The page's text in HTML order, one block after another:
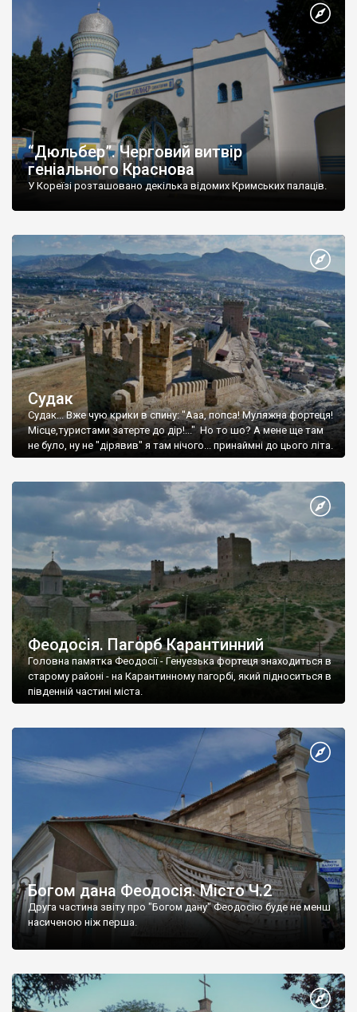
“Дюльбер”. Черговий витвір
геніального Краснова
У Кореїзі розташовано декілька відомих Кримських палаців.
Судак
Судак... Вже чую крики в спину: "Ааа, попса! Муляжна фортеця!
Місце,туристами затерте до дір!..." Но то шо? А мене ще там
не було, ну не "дірявив" я там нічого... принаймні до цього літа.
Феодосія. Пагорб Карантинний
Головна памятка Феодосії - Генуезька фортеця знаходиться в
старому районі - на Карантинному пагорбі, який підноситься в
південній частині міста.
Богом дана Феодосія. Місто Ч.2
Друга частина звіту про "Богом дану" Феодосію буде не менш
насиченою ніж перша.